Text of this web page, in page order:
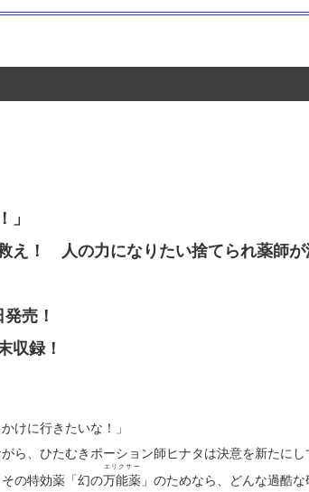
」
え！ 人の力になりたい捨てられ薬師
売！
収録！
けに行きたいな！」
ら、ひたむきポーション師ヒナタは決意を新たにし
の特効薬「幻の万能薬
エリクサー
」のためなら、どんな過酷